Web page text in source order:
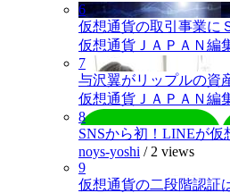
6
仮想通貨の取引事業に
仮想通貨ＪＡＰＡＮ編
7
与沢翼がリップルの資
仮想通貨ＪＡＰＡＮ編
8
SNSから初！LINEが
noys-yoshi / 2 views
9
仮想通貨の二段階認証